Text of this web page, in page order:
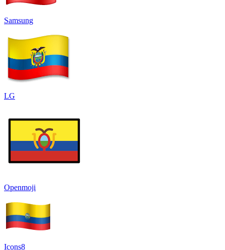
Samsung
LG
Openmoji
Icons8